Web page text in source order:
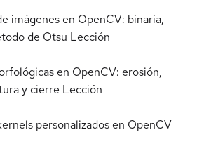
imágenes en OpenCV: binaria,
de Otsu Lección
en OpenCV: erosión,
y cierre Lección
personalizados en OpenCV